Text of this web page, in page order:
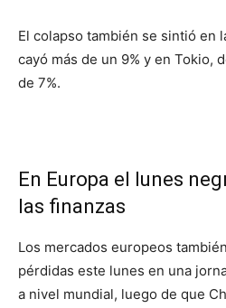
El colapso también se sintió en
cayó más de un 9% y en Tokio,
de 7%.
En Europa el lunes
las finanzas
Los mercados europeos
pérdidas este lunes en una
a nivel mundial, luego de que